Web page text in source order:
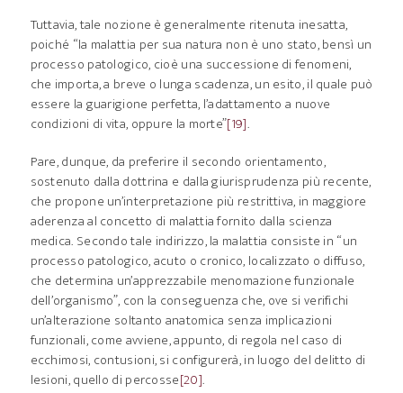
Tuttavia, tale nozione è generalmente ritenuta inesatta,
poiché “la malattia per sua natura non è uno stato, bensì un
processo patologico, cioè una successione di fenomeni,
che importa, a breve o lunga scadenza, un esito, il quale può
essere la guarigione perfetta, l’adattamento a nuove
condizioni di vita, oppure la morte”[19].
Pare, dunque, da preferire il secondo orientamento,
sostenuto dalla dottrina e dalla giurisprudenza più recente,
che propone un’interpretazione più restrittiva, in maggiore
aderenza al concetto di malattia fornito dalla scienza
medica. Secondo tale indirizzo, la malattia consiste in “un
processo patologico, acuto o cronico, localizzato o diffuso,
che determina un’apprezzabile menomazione funzionale
dell’organismo”, con la conseguenza che, ove si verifichi
un’alterazione soltanto anatomica senza implicazioni
funzionali, come avviene, appunto, di regola nel caso di
ecchimosi, contusioni, si configurerà, in luogo del delitto di
lesioni, quello di percosse[20].